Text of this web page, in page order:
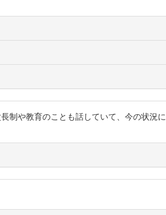
制や教育のことも話していて、今の状況に